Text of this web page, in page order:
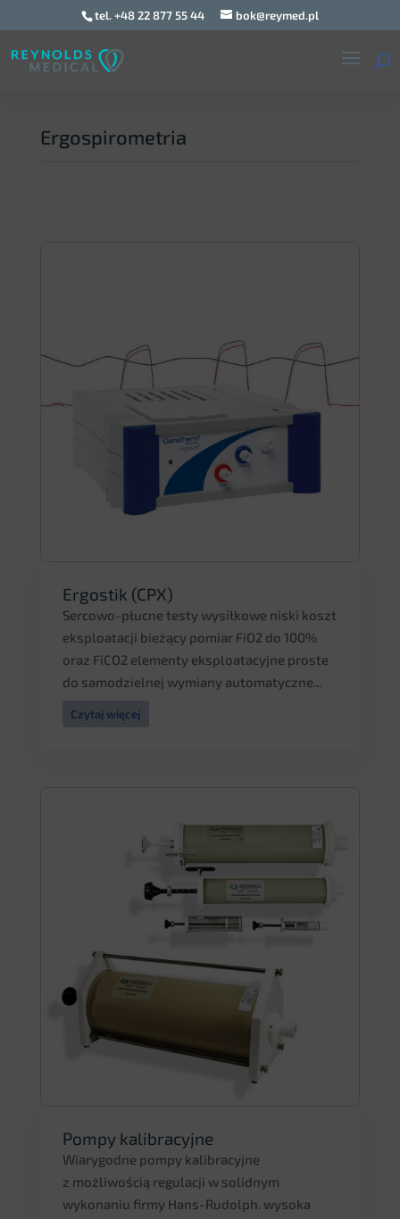
tel. +48 22 877 55 44 bok@reymed.pl
Ergospirometria
Ergostik (CPX)
Sercowo-płucne testy wysiłkowe niski koszt
eksploatacji bieżący pomiar FiO2 do 100%
oraz FiCO2 elementy eksploatacyjne proste
do samodzielnej wymiany automatyczne...
Czytaj więcej
Pompy kalibracyjne
Wiarygodne pompy kalibracyjne
z możliwością regulacji w solidnym
wykonaniu firmy Hans-Rudolph. wysoka